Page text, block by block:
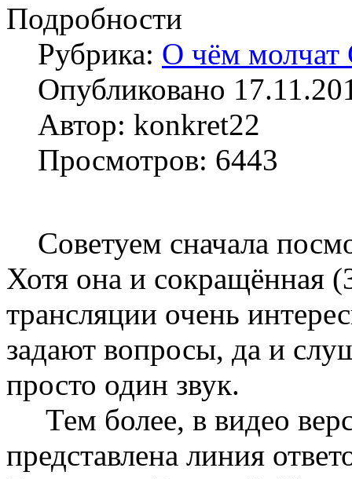
Подробности
Рубрика: О чём
Опубликовано
Автор: konkret22
Просмотров: 6443
Советуем сначала
Хотя она и сокращённая
трансляции очень
задают вопросы, да и
просто один звук.
Тем более, в видео
представлена линия